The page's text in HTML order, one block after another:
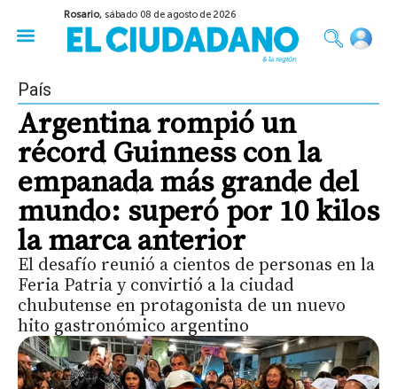
Rosario, sábado 08 de agosto de 2026
País
Argentina rompió un
récord Guinness con la
empanada más grande del
mundo: superó por 10 kilos
la marca anterior
El desafío reunió a cientos de personas en la
Feria Patria y convirtió a la ciudad
chubutense en protagonista de un nuevo
hito gastronómico argentino